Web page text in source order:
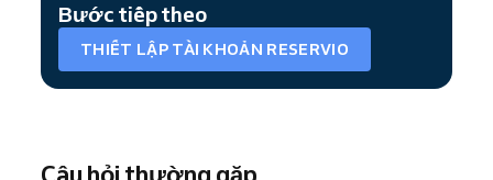
Bước tiếp theo
THIẾT LẬP TÀI KHOẢN RESERVIO